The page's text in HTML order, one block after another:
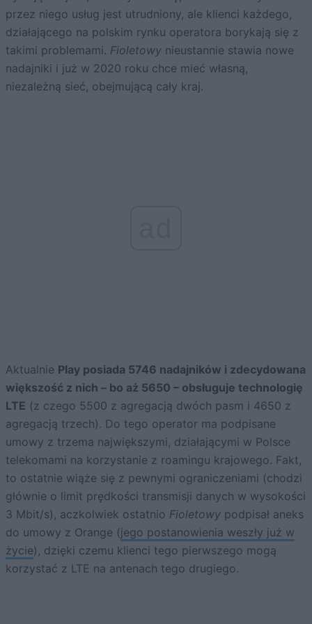
przez niego usług jest utrudniony, ale klienci każdego,
działającego na polskim rynku operatora borykają się z
takimi problemami. Fioletowy nieustannie stawia nowe
nadajniki i już w 2020 roku chce mieć własną,
niezależną sieć, obejmującą cały kraj.
Aktualnie Play posiada 5746 nadajników i zdecydowana
większość z nich – bo aż 5650 – obsługuje technologię
LTE (z czego 5500 z agregacją dwóch pasm i 4650 z
agregacją trzech). Do tego operator ma podpisane
umowy z trzema największymi, działającymi w Polsce
telekomami na korzystanie z roamingu krajowego. Fakt,
to ostatnie wiąże się z pewnymi ograniczeniami (chodzi
głównie o limit prędkości transmisji danych w wysokości
3 Mbit/s), aczkolwiek ostatnio Fioletowy podpisał aneks
do umowy z Orange (jego postanowienia weszły już w
życie), dzięki czemu klienci tego pierwszego mogą
korzystać z LTE na antenach tego drugiego.